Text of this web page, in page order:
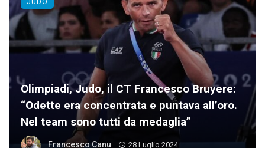
Olimpiadi, Judo, il CT Francesco Bruyere:
“Odette era concentrata e puntava all’oro.
Nel team sono tutti da medaglia”
Francesco Canu 28 Luglio 2024
JUDO